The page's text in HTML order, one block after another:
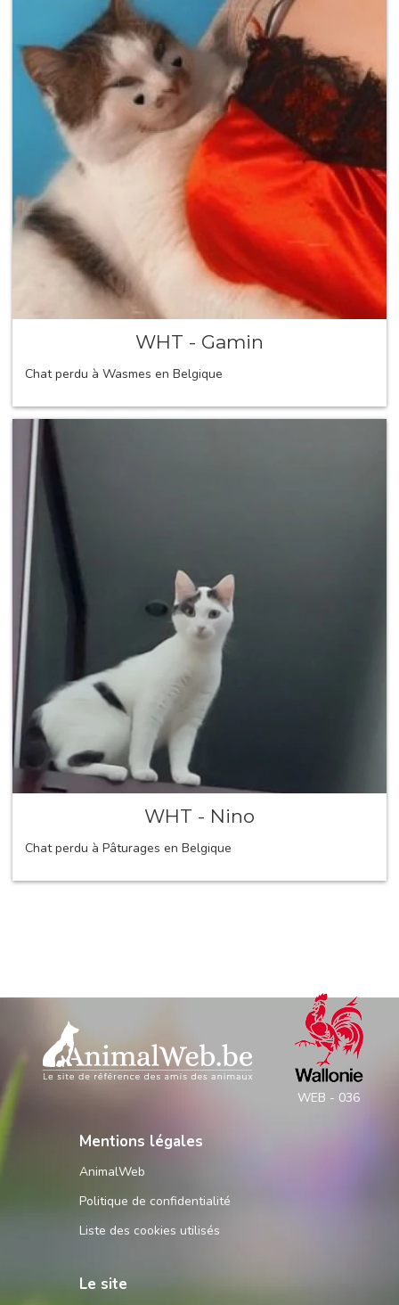
WHT - Gamin
Chat perdu à Wasmes en Belgique
WHT - Nino
Chat perdu à Pâturages en Belgique
WEB - 036
Mentions légales
AnimalWeb
Politique de confidentialité
Liste des cookies utilisés
Le site